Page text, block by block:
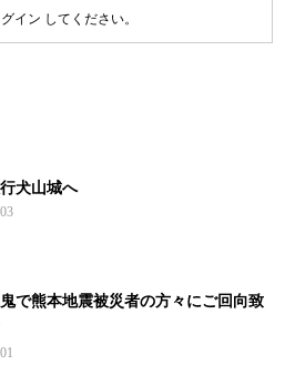
グイン してください。
犬山城へ
で熊本地震被災者の方々にご回向致